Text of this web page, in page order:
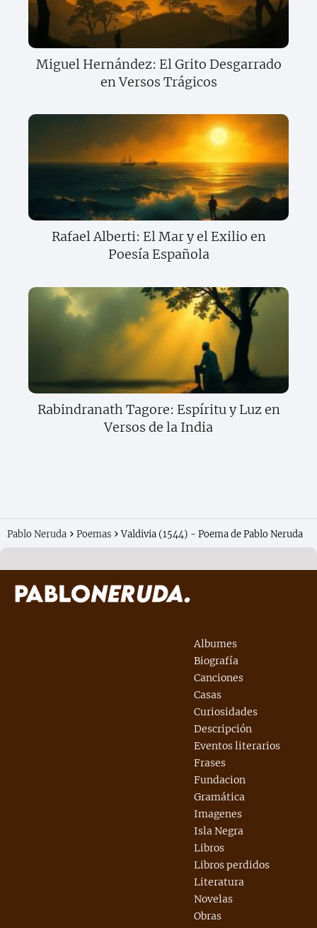
Miguel Hernández: El Grito Desgarrado
en Versos Trágicos
Rafael Alberti: El Mar y el Exilio en
Poesía Española
Rabindranath Tagore: Espíritu y Luz en
Versos de la India
Pablo Neruda Poemas Valdivia (1544) - Poema de Pablo Neruda
Albumes
Biografía
Canciones
Casas
Curiosidades
Descripción
Eventos literarios
Frases
Fundacion
Gramática
Imagenes
Isla Negra
Libros
Libros perdidos
Literatura
Novelas
Obras